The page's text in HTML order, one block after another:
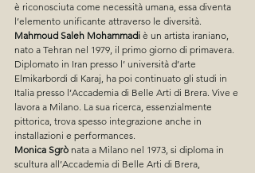
è riconosciuta come necessità umana, essa diventa
l’elemento unificante attraverso le diversità.
Mahmoud Saleh Mohammadi è un artista iraniano,
nato a Tehran nel 1979, il primo giorno di primavera.
Diplomato in Iran presso l’ università d’arte
Elmikarbordi di Karaj, ha poi continuato gli studi in
Italia presso l’Accademia di Belle Arti di Brera. Vive e
lavora a Milano. La sua ricerca, essenzialmente
pittorica, trova spesso integrazione anche in
installazioni e performances.
Monica Sgrò nata a Milano nel 1973, si diploma in
scultura all’Accademia di Belle Arti di Brera,